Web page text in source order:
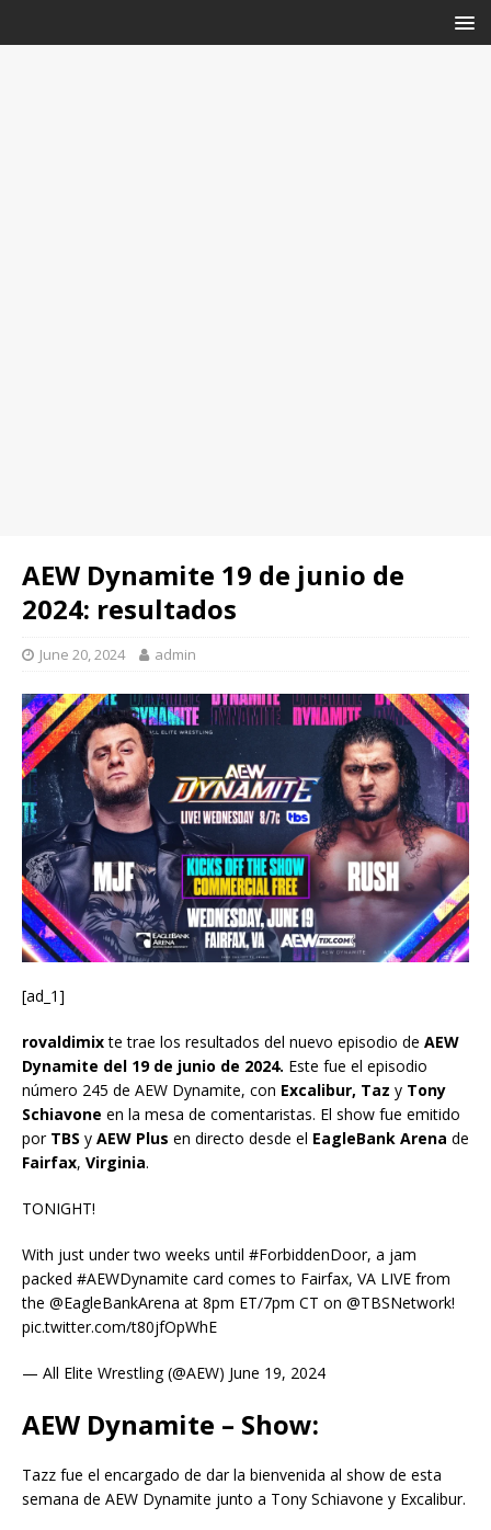
AEW Dynamite 19 de junio de
2024: resultados
June 20, 2024 admin
[ad_1]
rovaldimixte trae los resultados del nuevo episodio de AEW
Dynamite del 19 de junio de 2024. Este fue el episodio
número 245 de AEW Dynamite, con Excalibur, Taz y Tony
Schiavone en la mesa de comentaristas. El show fue emitido
por TBS y AEW Plus en directo desde el EagleBank Arena de
Fairfax, Virginia.
TONIGHT!
With just under two weeks until #ForbiddenDoor, a jam
packed #AEWDynamite card comes to Fairfax, VA LIVE from
the @EagleBankArena at 8pm ET/7pm CT on @TBSNetwork!
pic.twitter.com/t80jfOpWhE
— All Elite Wrestling (@AEW) June 19, 2024
AEW Dynamite – Show:
Tazz fue el encargado de dar la bienvenida al show de esta
semana de AEW Dynamite junto a Tony Schiavone y Excalibur.